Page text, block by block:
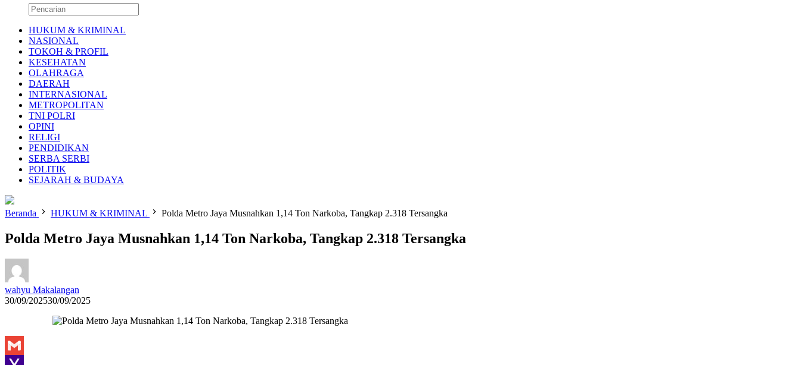
HUKUM & KRIMINAL
NASIONAL
TOKOH & PROFIL
KESEHATAN
OLAHRAGA
DAERAH
INTERNASIONAL
METROPOLITAN
TNI POLRI
OPINI
RELIGI
PENDIDIKAN
SERBA SERBI
POLITIK
SEJARAH & BUDAYA
Beranda HUKUM & KRIMINAL Polda Metro Jaya Musnahkan 1,14 Ton Narkoba, Tangkap 2.318 Tersangka
Polda Metro Jaya Musnahkan 1,14 Ton Narkoba, Tangkap 2.318 Tersangka
wahyu Makalangan
30/09/202530/09/2025